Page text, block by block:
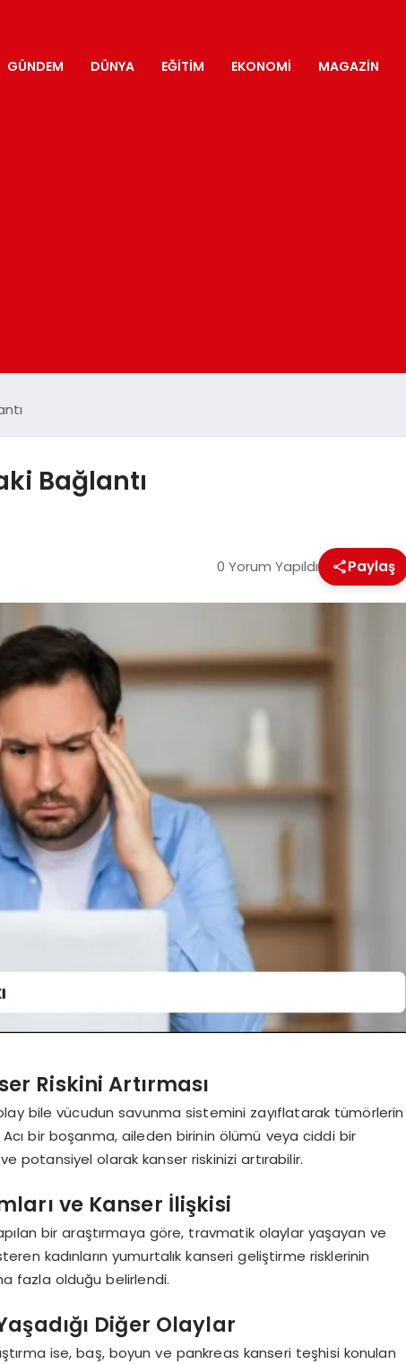
GÜNDEM DÜNYA EĞITIM EKONOMI MAGAZIN
Bağlantı
0 Yorum Yapıldı Paylaş
Riskini Artırması
bile vücudun savunma sistemini zayıflatarak tümörlerin
bir boşanma, aileden birinin ölümü veya ciddi bir
potansiyel olarak kanser riskinizi artırabilir.
ve Kanser İlişkisi
bir araştırmaya göre, travmatik olaylar yaşayan ve
kadınların yumurtalık kanseri geliştirme risklerinin
fazla olduğu belirlendi.
Diğer Olaylar
ise, baş, boyun ve pankreas kanseri teşhisi konulan